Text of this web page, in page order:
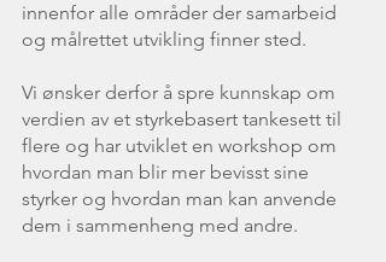
innenfor alle områder der samarbeid
og målrettet utvikling finner sted.
Vi ønsker derfor å spre kunnskap om
verdien av et styrkebasert tankesett til
flere og har utviklet en workshop om
hvordan man blir mer bevisst sine
styrker og hvordan man kan anvende
dem i sammenheng med andre.